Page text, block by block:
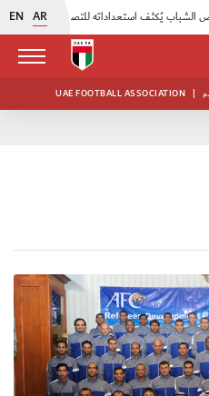
EN AR انطلاق دورة مراقبي المباريات المستجدين |
UAE FOOTBALL ASSOCIATION |